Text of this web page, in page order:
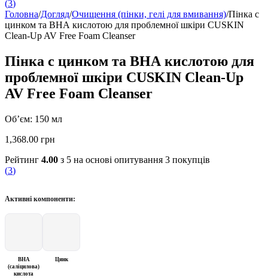
(3)
Головна/Догляд/Очищення (пінки, гелі для вмивання)/Пінка с
цинком та ВНА кислотою для проблемної шкіри CUSKIN
Clean-Up AV Free Foam Cleanser
Пінка с цинком та ВНА кислотою для
проблемної шкіри CUSKIN Clean-Up
AV Free Foam Cleanser
Об’єм: 150 мл
1,368.00 грн
Рейтинг 4.00 з 5 на основі опитування 3 покупців
(3)
Активні компоненти:
BHA
(саліцилова)
кислота
Цинк